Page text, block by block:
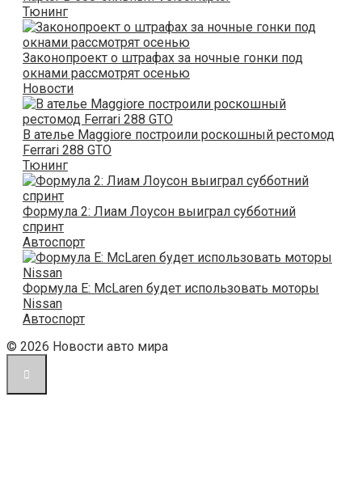
Тюнинг
Законопроект о штрафах за ночные гонки под
окнами рассмотрят осенью
Новости
В ателье Maggiore построили роскошный рестомод
Ferrari 288 GTO
Тюнинг
Формула 2: Лиам Лоусон выиграл субботний
спринт
Автоспорт
Формула Е: McLaren будет использовать моторы
Nissan
Автоспорт
© 2026 Новости авто мира